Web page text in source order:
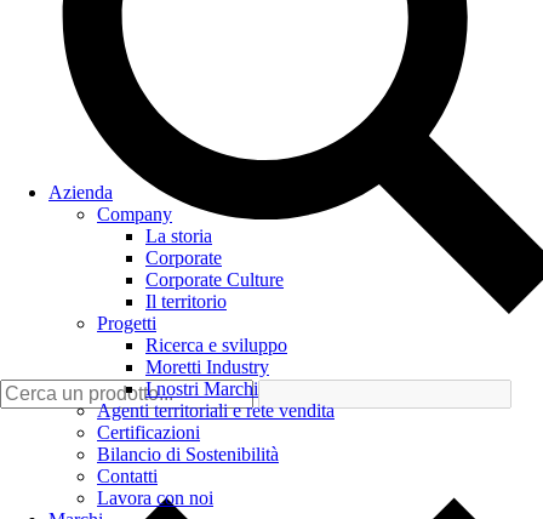
Azienda
Company
La storia
Corporate
Corporate Culture
Il territorio
Progetti
Ricerca e sviluppo
Moretti Industry
I nostri Marchi
Agenti territoriali e rete vendita
Certificazioni
Bilancio di Sostenibilità
Contatti
Lavora con noi